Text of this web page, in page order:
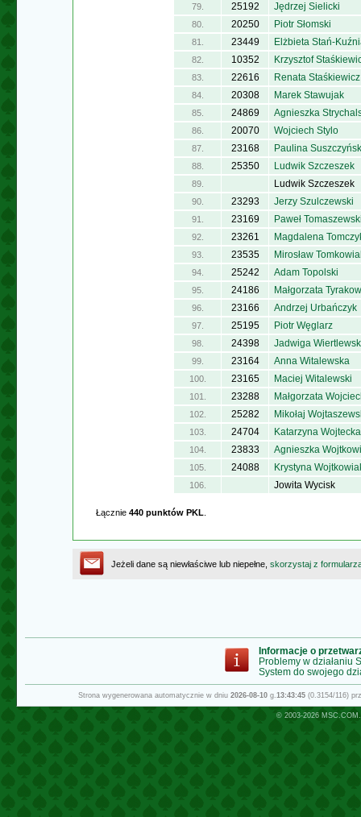
79. 25192 Jędrzej Sielicki
80. 20250 Piotr Słomski
81. 23449 Elżbieta Stań-
82. 10352 Krzysztof
83. 22616 Renata Staśkiewicz
84. 20308 Marek Stawujak
85. 24869 Agnieszka
86. 20070 Wojciech Stylo
87. 23168 Paulina
88. 25350 Ludwik Szczeszek
89. Ludwik Szczeszek
90. 23293 Jerzy Szulczewski
91. 23169 Paweł
92. 23261 Magdalena
93. 23535 Mirosław
94. 25242 Adam Topolski
95. 24186 Małgorzata
96. 23166 Andrzej Urbańczyk
97. 25195 Piotr Węglarz
98. 24398 Jadwiga
99. 23164 Anna Witalewska
100. 23165 Maciej Witalewski
101. 23288 Małgorzata
102. 25282 Mikołaj
103. 24704 Katarzyna Wojtecka
104. 23833 Agnieszka
105. 24088 Krystyna
106. Jowita Wycisk
Łącznie 440 punktów PKL
Jeżeli dane są niewłaściwe lub niepełne, skorzystaj z
Informacje o
Problemy w działaniu
System do swojego
Strona wygenerowana automatycznie w dniu 2026-08-10 g.13:43:45 (0.3154/116)
© 2003-2026